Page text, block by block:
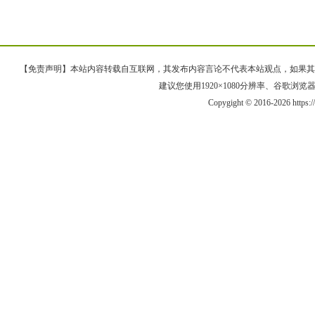
【免责声明】本站内容转载自互联网，其发布内容言论不代表本站观点，如果
建议您使用1920×1080分辨率、谷歌浏览
Copygight © 2016-2026